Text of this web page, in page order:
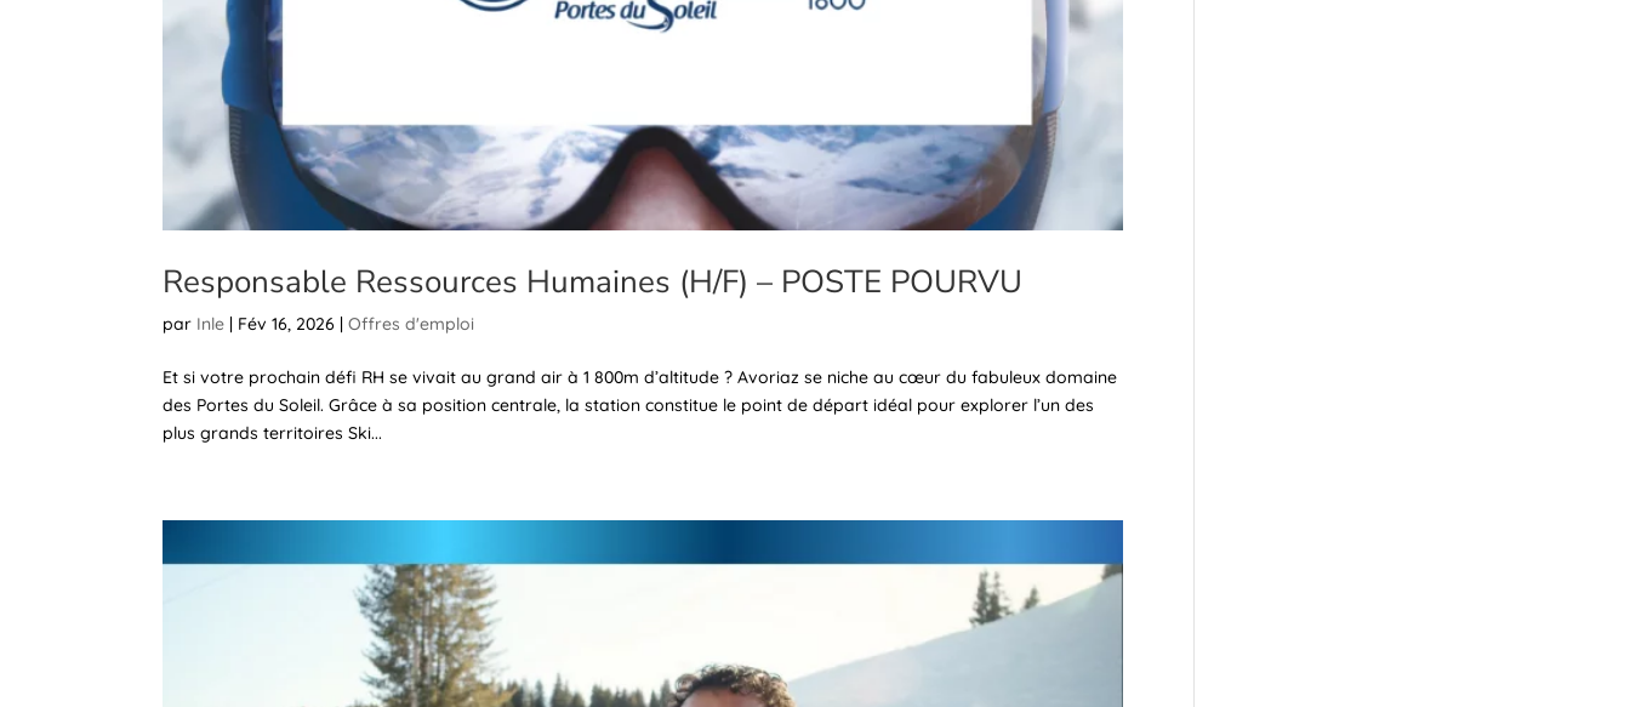
Responsable Ressources Humaines (H/F) – POSTE POURVU
par Inle Fév 16, 2026 |Offres d'emploi
Et si votre prochain défi RH se vivait au grand air à 1 800m d’altitude ? Avoriaz se niche au cœur du fabuleux domaine
des Portes du Soleil. Grâce à sa position centrale, la station constitue le point de départ idéal pour explorer l’un des
plus grands territoires Ski...